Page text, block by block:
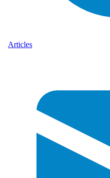
Articles